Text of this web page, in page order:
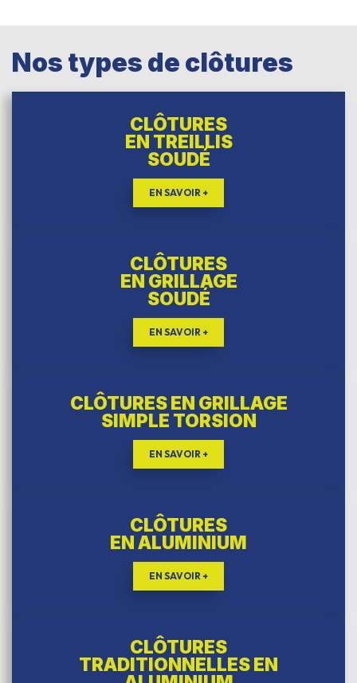
Nos types de clôtures
CLÔTURES
EN TREILLIS
SOUDÉ
EN SAVOIR +
CLÔTURES
EN GRILLAGE
SOUDÉ
EN SAVOIR +
CLÔTURES EN GRILLAGE
SIMPLE TORSION
EN SAVOIR +
CLÔTURES
EN ALUMINIUM
EN SAVOIR +
CLÔTURES
TRADITIONNELLES EN